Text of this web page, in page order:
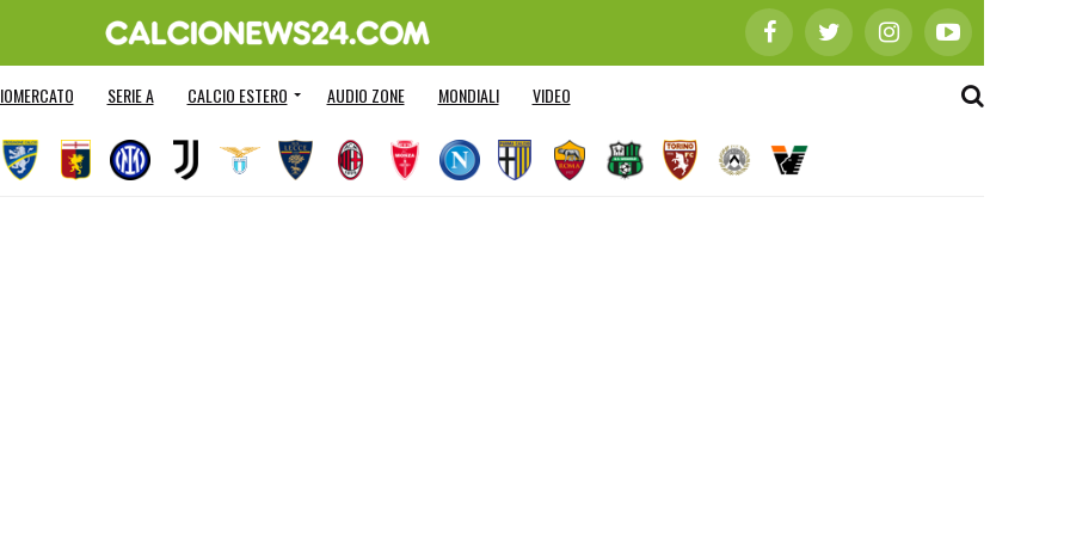
SERIE A CALCIO ESTERO AUDIO ZONE MONDIALI VIDEO